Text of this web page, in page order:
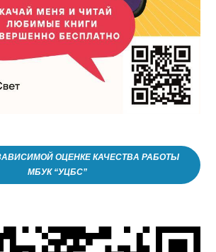
ОЦЕНКЕ КАЧЕСТВА РАБОТЫ
МБУК “УЦБС”